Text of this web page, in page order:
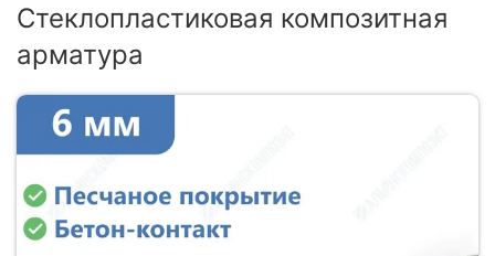
Стеклопластиковая композитная
арматура